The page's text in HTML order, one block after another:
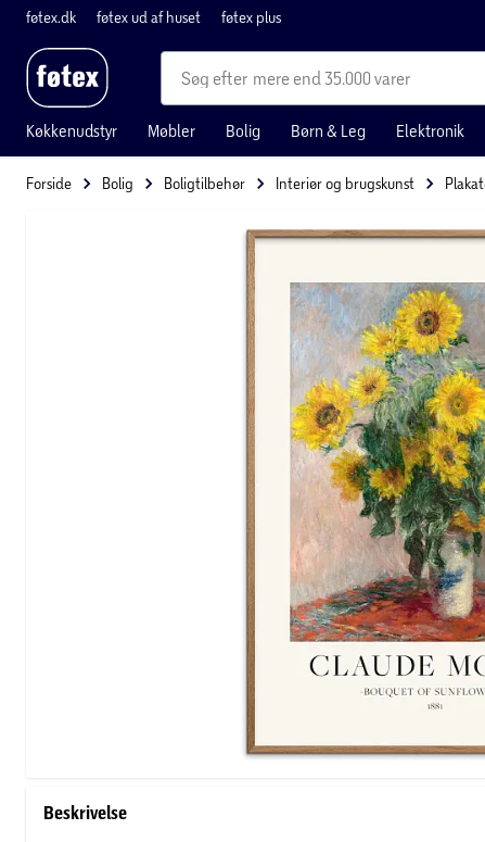
føtex.dk føtex ud af huset føtex plus
mere end 35.000 varer
Køkkenudstyr Møbler Bolig Børn & Leg Elektronik
Forside Bolig Boligtilbehør Interiør og brugskunst
Beskrivelse